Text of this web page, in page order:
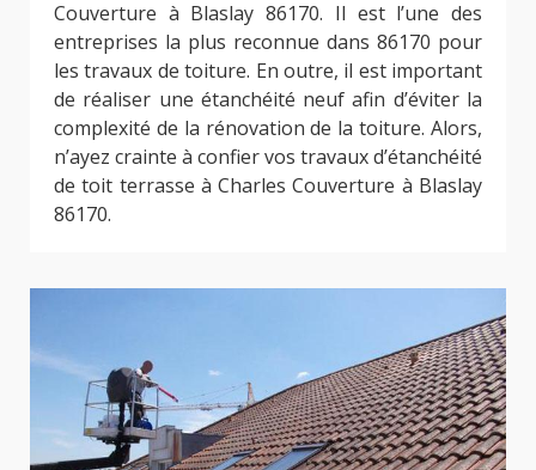
Couverture à Blaslay 86170. Il est l’une des
entreprises la plus reconnue dans 86170 pour
les travaux de toiture. En outre, il est important
de réaliser une étanchéité neuf afin d’éviter la
complexité de la rénovation de la toiture. Alors,
n’ayez crainte à confier vos travaux d’étanchéité
de toit terrasse à Charles Couverture à Blaslay
86170.